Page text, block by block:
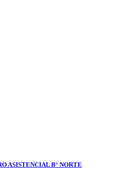
ASISTENCIAL B° NORTE